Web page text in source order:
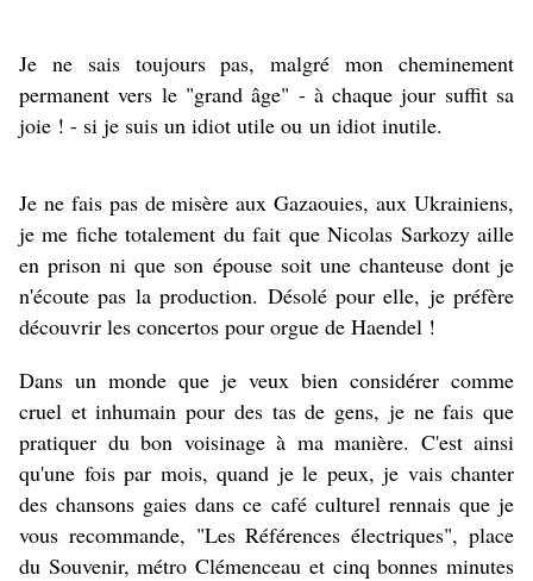
Je ne sais toujours pas, malgré mon cheminement
permanent vers le "grand âge" - à chaque jour suffit sa
joie ! - si je suis un idiot utile ou un idiot inutile.
Je ne fais pas de misère aux Gazaouies, aux Ukrainiens,
je me fiche totalement du fait que Nicolas Sarkozy aille
en prison ni que son épouse soit une chanteuse dont je
n'écoute pas la production. Désolé pour elle, je préfère
découvrir les concertos pour orgue de Haendel !
Dans un monde que je veux bien considérer comme
cruel et inhumain pour des tas de gens, je ne fais que
pratiquer du bon voisinage à ma manière. C'est ainsi
qu'une fois par mois, quand je le peux, je vais chanter
des chansons gaies dans ce café culturel rennais que je
vous recommande, "Les Références électriques", place
du Souvenir, métro Clémenceau et cinq bonnes minutes